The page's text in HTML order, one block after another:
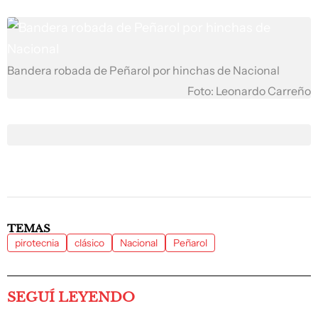
Bandera robada de Peñarol por hinchas de Nacional
Foto: Leonardo Carreño
TEMAS
pirotecnia clásico Nacional Peñarol
SEGUÍ LEYENDO